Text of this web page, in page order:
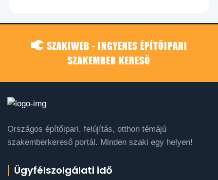
SZAKIWEB - INGYENES ÉPÍTŐIPARI
SZAKEMBER KERESŐ
Országos építőipari, felújítás, otthon témájú
szakemberkereső portál. Minden szaki egy helyen!
Ügyfélszolgálati idő